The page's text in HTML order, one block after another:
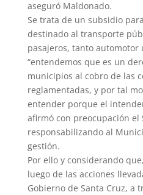
aseguró Maldonado.
Se trata de un subsidio
destinado al transporte
pasajeros, tanto
“entendemos que es un
municipios al cobro de las
reglamentadas, y por tal
entender porque el
afirmó con preocupación el
responsabilizando al
gestión.
Por ello y considerando
luego de las acciones
Gobierno de Santa Cruz, a